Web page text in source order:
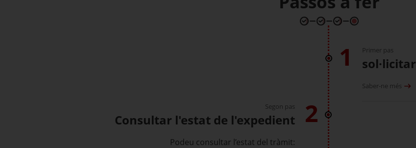
1 Primer pas
sol·licitar
Saber-ne més
2
Segon pas
Consultar l'estat de l'expedient
Podeu consultar l’estat del tràmit: